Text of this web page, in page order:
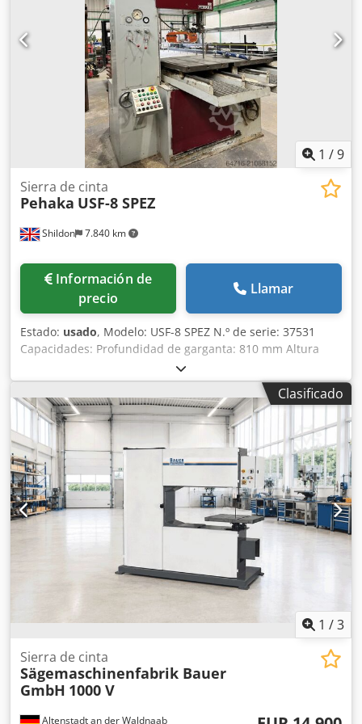
1 /9
Shildon 7.840 km
Sierra de cinta
Pehaka USF-8 SPEZ
Información de
precio
Llamar
Estado: usado, Modelo: USF-8 SPEZ N.º de serie: 37531
Capacidades: Profundidad de garganta: 810 mm Altura
bajo guía de la hoja: 550 mm Mesa: 1480 x 1220 mm
Recorrido de mesa: 1000 mm Avances: Variables
Velocidades variables: 12 – 3000 rpm Dodpfx Asydv R Eeh
Towa Dimensión de la hoja: 6550 x 38 mm Incluye: Consola
de operador Alineación láser Refrigerante Tensado
hidráulico de la sierra Dimensiones aproximadas: 2400 x
2400 x 3750 mm Peso aproximado: 1500 kg
Clasificado
1 /3
Altenstadt an der Waldnaab
Sierra de cinta
Sägemaschinenfabrik Bauer
GmbH 1000 V